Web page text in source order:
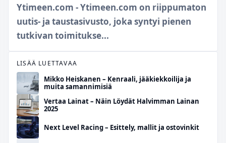
Ytimeen.com - Ytimeen.com on riippumaton
uutis- ja taustasivusto, joka syntyi pienen
tutkivan toimitukse...
LISÄÄ LUETTAVAA
Mikko Heiskanen – Kenraali, jääkiekkoilija ja
muita samannimisiä
Vertaa Lainat – Näin Löydät Halvimman Lainan
2025
Next Level Racing – Esittely, mallit ja ostovinkit